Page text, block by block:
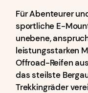
Für Abenteurer
sportliche E-
unebene,
leistungsstarken
Offroad-Reifen
das steilste
Trekkingräder